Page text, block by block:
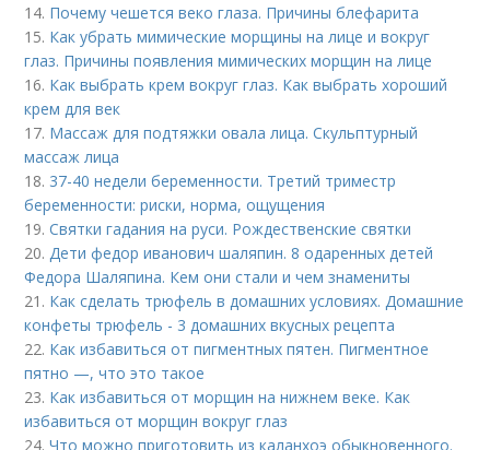
14. Почему чешется веко глаза. Причины блефарита
15. Как убрать мимические морщины на лице и вокруг
глаз. Причины появления мимических морщин на лице
16. Как выбрать крем вокруг глаз. Как выбрать хороший
крем для век
17. Массаж для подтяжки овала лица. Скульптурный
массаж лица
18. 37-40 недели беременности. Третий триместр
беременности: риски, норма, ощущения
19.Святки гадания на руси. Рождественские святки
20.Дети федор иванович шаляпин. 8 одаренных детей
Федора Шаляпина. Кем они стали и чем знамениты
21. Как сделать трюфель в домашних условиях. Домашние
конфеты трюфель - 3 домашних вкусных рецепта
22. Как избавиться от пигментных пятен. Пигментное
пятно —, что это такое
23. Как избавиться от морщин на нижнем веке. Как
избавиться от морщин вокруг глаз
24.Что можно приготовить из каланхоэ обыкновенного.